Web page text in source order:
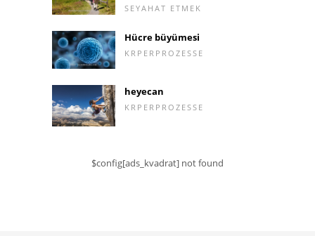
SEYAHAT ETMEK
Hücre büyümesi
KRPERPROZESSE
heyecan
KRPERPROZESSE
$config[ads_kvadrat] not found